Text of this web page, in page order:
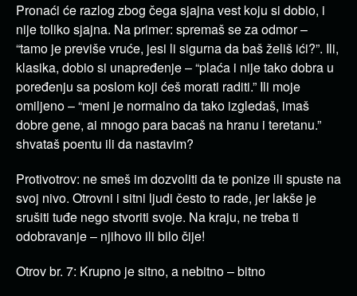
Pronaći će razlog zbog čega sjajna vest koju si dobio, i
nije toliko sjajna. Na primer: spremaš se za odmor –
“tamo je previše vruće, jesi li sigurna da baš želiš ići?”. Ili,
klasika, dobio si unapređenje – “plaća i nije tako dobra u
poređenju sa poslom koji ćeš morati raditi.” Ili moje
omiljeno – “meni je normalno da tako izgledaš, imaš
dobre gene, ai mnogo para bacaš na hranu i teretanu.”
shvataš poentu ili da nastavim?
Protivotrov: ne smeš im dozvoliti da te ponize ili spuste na
svoj nivo. Otrovni i sitni ljudi često to rade, jer lakše je
srušiti tuđe nego stvoriti svoje. Na kraju, ne treba ti
odobravanje – njihovo ili bilo čije!
Otrov br. 7: Krupno je sitno, a nebitno – bitno